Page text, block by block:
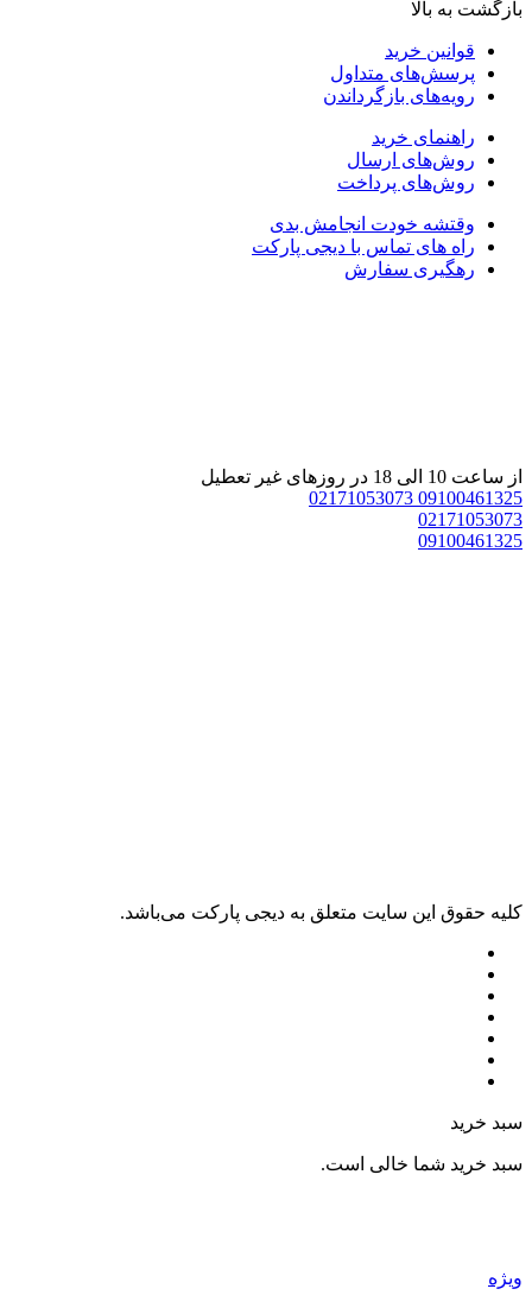
به بالا
قوانین خرید
پرسش‌های متداول
رویه‌های بازگرداندن
راهنمای خرید
روش‌های ارسال
روش‌های پرداخت
وقتشه خودت انجامش بدی
راه های تماس با دیجی پارکت
رهگیری سفارش
ساعت 10 الی 18 در روزهای غیر تعطیل
02171053073
حقوق اين سايت متعلق به دیجی پارکت می‌باشد.
خرید
خرید شما خالی است.